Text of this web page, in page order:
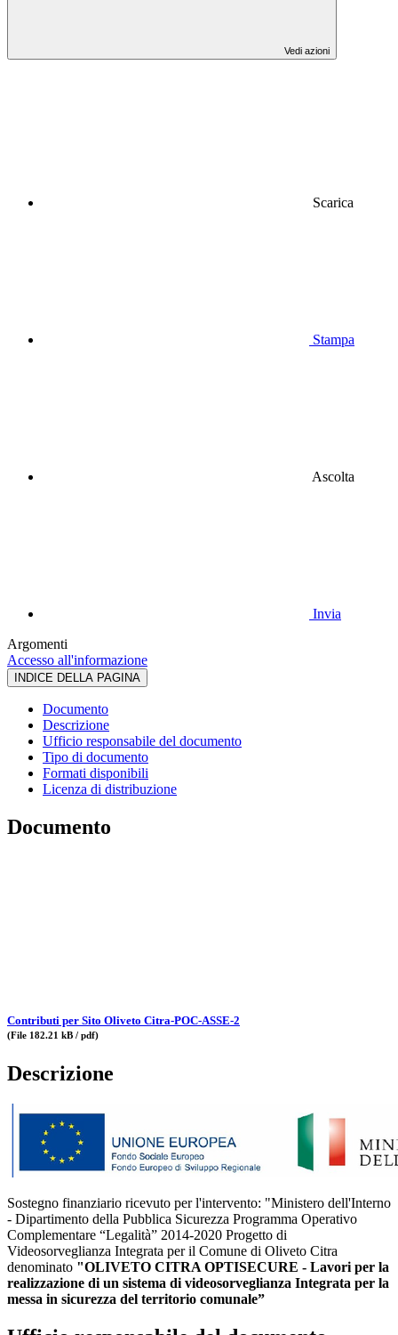
Vedi azioni
Scarica
Stampa
Ascolta
Invia
Argomenti
Accesso all'informazione
INDICE DELLA PAGINA
Documento
Descrizione
Ufficio responsabile del documento
Tipo di documento
Formati disponibili
Licenza di distribuzione
Documento
Contributi per Sito Oliveto Citra-POC-ASSE-2
(File 182.21 kB / pdf)
Descrizione
Sostegno finanziario ricevuto per l'intervento: "Ministero dell'Interno
- Dipartimento della Pubblica Sicurezza Programma Operativo
Complementare “Legalità” 2014-2020 Progetto di
Videosorveglianza Integrata per il Comune di Oliveto Citra
denominato "OLIVETO CITRA OPTISECURE - Lavori per la
realizzazione di un sistema di videosorveglianza Integrata per la
messa in sicurezza del territorio comunale”